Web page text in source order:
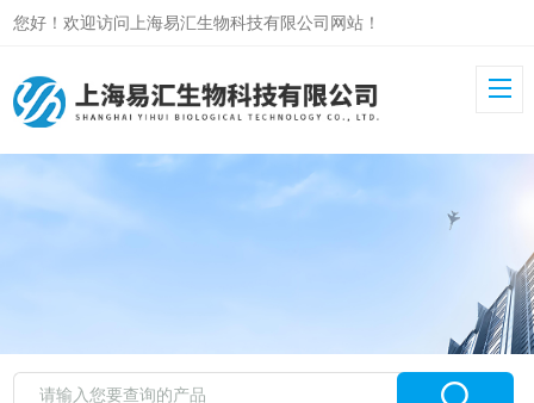
您好！欢迎访问上海易汇生物科技有限公司网站！